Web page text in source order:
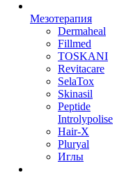
Мезотерапия
Dermaheal
Fillmed
TOSKANI
Revitacare
SelaTox
Skinasil
Peptide
Introlypolise
Hair-X
Pluryal
Иглы